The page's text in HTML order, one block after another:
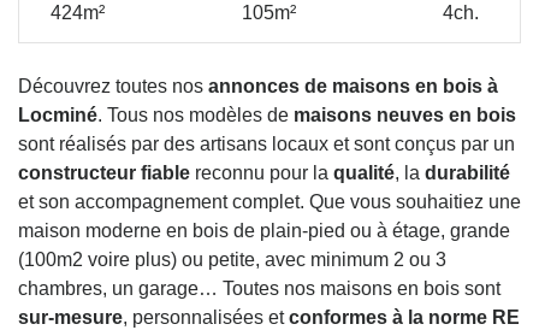
424m² 105m² 4ch.
Découvrez toutes nos annonces de maisons en bois à
Locminé. Tous nos modèles de maisons neuves en bois
sont réalisés par des artisans locaux et sont conçus par un
constructeur fiable reconnu pour la qualité, la durabilité
et son accompagnement complet. Que vous souhaitiez une
maison moderne en bois de plain-pied ou à étage, grande
(100m2 voire plus) ou petite, avec minimum 2 ou 3
chambres, un garage… Toutes nos maisons en bois sont
sur-mesure, personnalisées etconformes à la norme RE